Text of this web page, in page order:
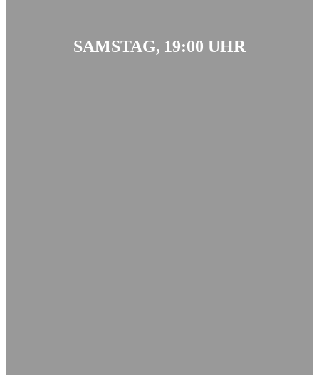
SAMSTAG, 19:00 UHR